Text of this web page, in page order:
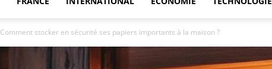
Comment stocker en sécurité ses papiers importants à la maison ?